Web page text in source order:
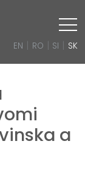
EN | RO | SI | SK
a